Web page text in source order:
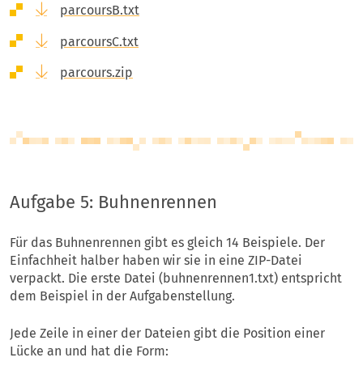
parcoursB.txt
parcoursC.txt
parcours.zip
Aufgabe 5: Buhnenrennen
Für das Buhnenrennen gibt es gleich 14 Beispiele. Der
Einfachheit halber haben wir sie in eine ZIP-Datei
verpackt. Die erste Datei (buhnenrennen1.txt) entspricht
dem Beispiel in der Aufgabenstellung.
Jede Zeile in einer der Dateien gibt die Position einer
Lücke an und hat die Form: